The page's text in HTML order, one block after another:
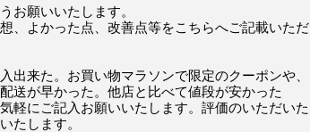
お願いいたします。
、よかった点、改善点等をこちらへご記載いただ
出来た。お買い物マラソンで限定のクーポンや、
送が早かった。他店と比べて値段が安かった
軽にご記入お願いいたします。評価のいただいた
たします。